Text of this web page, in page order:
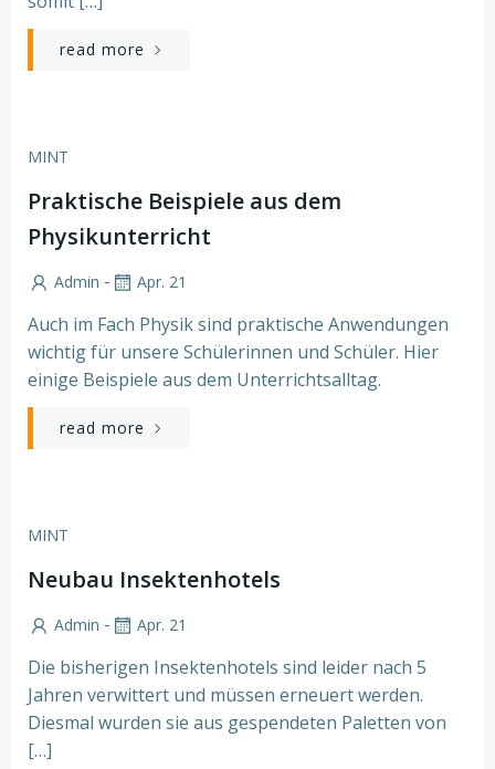
read more
MINT
Praktische Beispiele aus dem
Physikunterricht
Admin - Apr. 21
Auch im Fach Physik sind praktische Anwendungen
wichtig für unsere Schülerinnen und Schüler. Hier
einige Beispiele aus dem Unterrichtsalltag.
read more
MINT
Neubau Insektenhotels
Admin - Apr. 21
Die bisherigen Insektenhotels sind leider nach 5
Jahren verwittert und müssen erneuert werden.
Diesmal wurden sie aus gespendeten Paletten von
[…]